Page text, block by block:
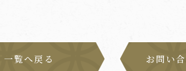
一覧へ戻る お問い